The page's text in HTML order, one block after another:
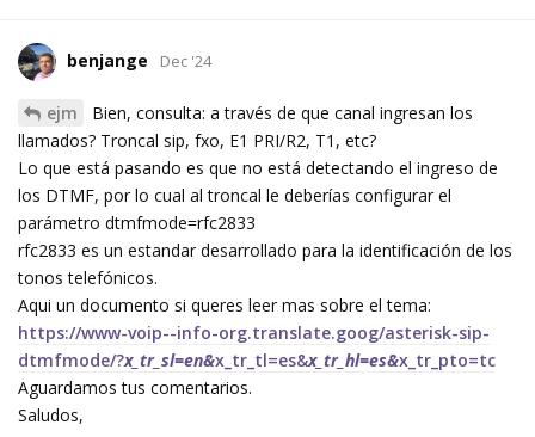
benjange Dec '24
ejm
Bien, consulta: a través de que canal ingresan los
llamados? Troncal sip, fxo, E1 PRI/R2, T1, etc?
Lo que está pasando es que no está detectando el ingreso de
los DTMF, por lo cual al troncal le deberías configurar el
parámetro dtmfmode=rfc2833
rfc2833 es un estandar desarrollado para la identificación de los
tonos telefónicos.
Aqui un documento si queres leer mas sobre el tema:
https://www-voip--info-org.translate.goog/asterisk-sip-
dtmfmode/?x_tr_sl=en&x_tr_tl=es&x_tr_hl=es&x_tr_pto=tc
Aguardamos tus comentarios.
Saludos,